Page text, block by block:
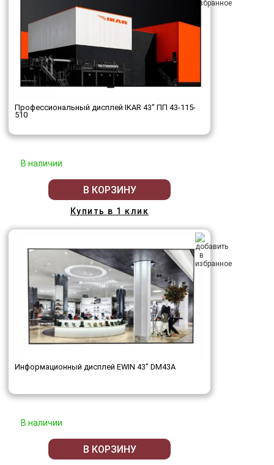
Профессиональный дисплей IKAR 43" ПП 43-115-
510
В наличии
В КОРЗИНУ
Купить в 1 клик
Информационный дисплей EWIN 43" DM43A
В наличии
В КОРЗИНУ